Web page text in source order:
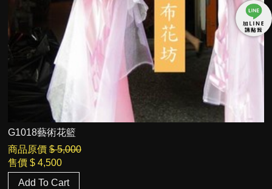
G1018藝術花籃
商品原價 $ 5,000
售價 $ 4,500
Add To Cart